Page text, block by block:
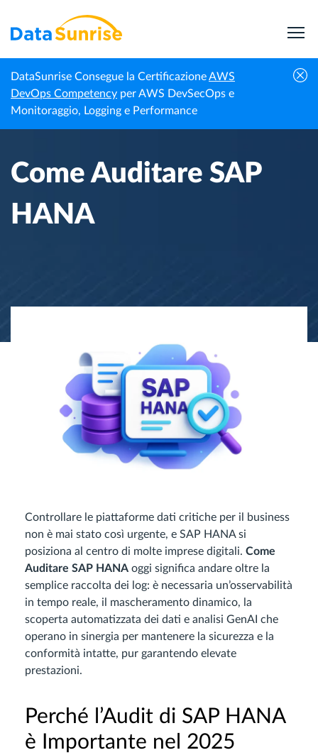
DataSunrise Consegue la CertificazioneAWS
DevOps Competency per AWS DevSecOps e
Monitoraggio, Logging e Performance
Homepage Centro di Conoscenza Come Auditare SAP HANA
Come Auditare SAP
HANA
Controllare le piattaforme dati critiche per il business
non è mai stato così urgente, e SAP HANA si
posiziona al centro di molte imprese digitali. Come
Auditare SAP HANA oggi significa andare oltre la
semplice raccolta dei log: è necessaria un’osservabilità
in tempo reale, il mascheramento dinamico, la
scoperta automatizzata dei dati e analisi GenAI che
operano in sinergia per mantenere la sicurezza e la
conformità intatte, pur garantendo elevate
prestazioni.
Perché l’Audit di SAP HANA
è Importante nel 2025